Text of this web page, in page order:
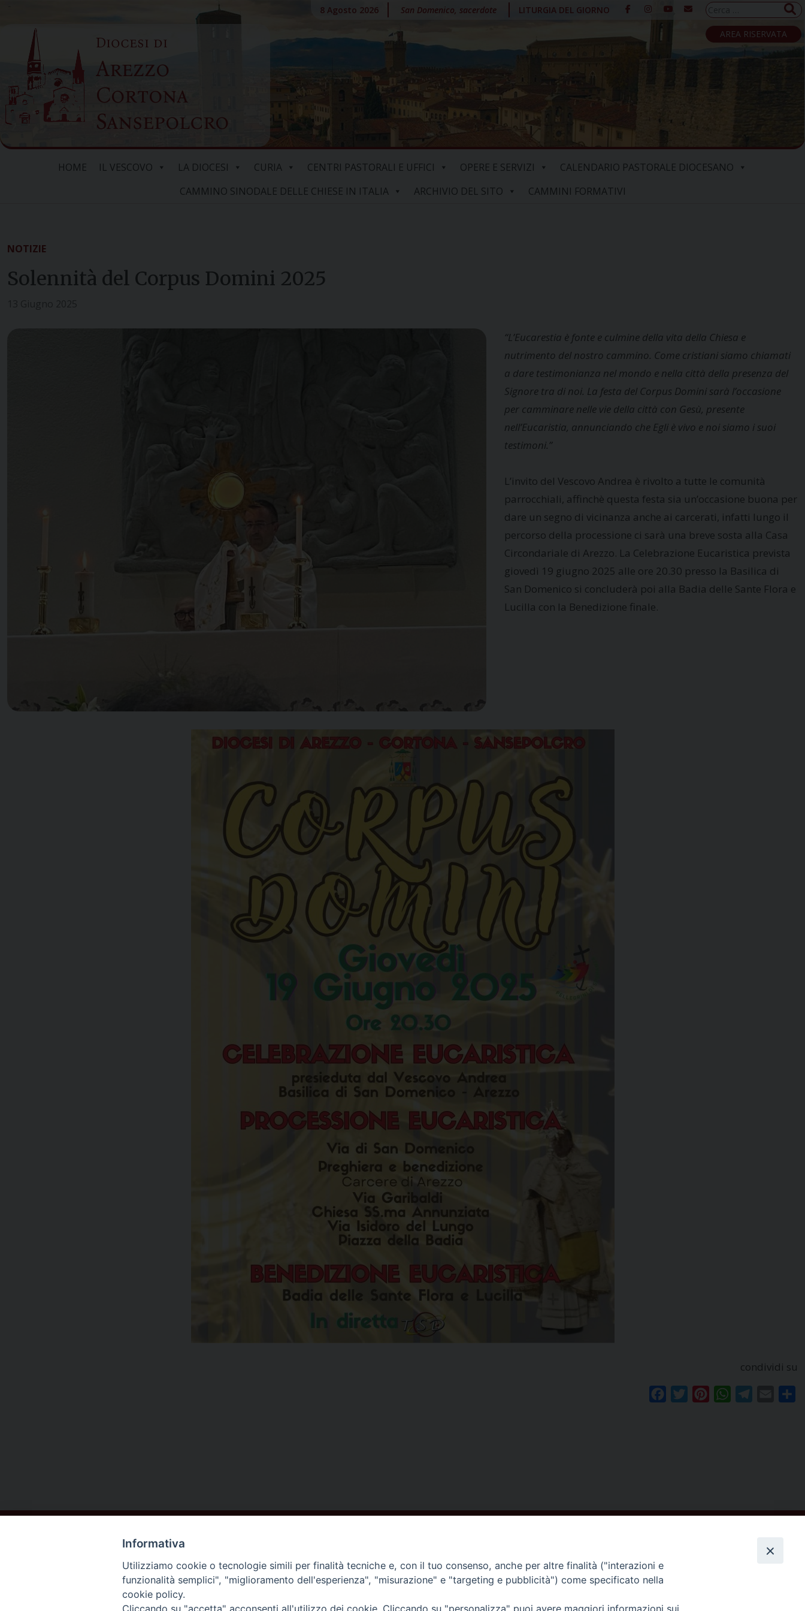
content
Diocesi di
Arezzo
Cortona
Sansepolcro
8 Agosto 2026 San Domenico, sacerdote LITURGIA DEL GIORNO
Ricerca
per:
AREA RISERVATA
HOME IL VESCOVO LA DIOCESI CURIA CENTRI PASTORALI E UFFICI OPERE E SERVIZI
CALENDARIO PASTORALE DIOCESANO
CAMMINO SINODALE DELLE CHIESE IN ITALIA
ARCHIVIO DEL SITO CAMMINI FORMATIVI
NOTIZIE
Solennità del Corpus Domini 2025
“L’Eucarestia è fonte e culmine della vita della Chiesa e
nutrimento del nostro cammino. Come cristiani siamo chiamati
a dare testimonianza nel mondo e nella città della presenza del
Signore tra di noi. La festa del Corpus Domini sarà l’occasione
per camminare nelle vie della città con Gesù, presente
nell’Eucaristia, annunciando che Egli è vivo e noi siamo i suoi
testimoni.”
L’invito del Vescovo Andrea è rivolto a tutte le comunità
parrocchiali, affinchè questa festa sia un’occasione buona per
dare un segno di vicinanza anche ai carcerati, infatti lungo il
percorso della processione ci sarà una breve sosta alla Casa
Circondariale di Arezzo. La Celebrazione Eucaristica prevista
giovedì 19 giugno 2025 alle ore 20.30 presso la Basilica di
San Domenico si concluderà poi alla Badia delle Sante Flora e
Lucilla con la Benedizione finale.
condividi su
FacebookTwitterPinterestWhatsAppTelegram
Email
DIOCESI DI
Informativa
Utilizziamo cookie o tecnologie simili per finalità tecniche e, con il tuo consenso, anche per altre finalità ("interazioni e
funzionalità semplici", "miglioramento dell'esperienza", "misurazione" e "targeting e pubblicità") come specificato nella
cookie policy.